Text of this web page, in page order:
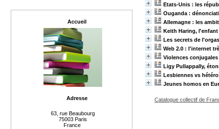
Etats-Unis : les
Ouganda :
Allemagne : les
Keith Haring,
Les secrets de
Web 2.0 : l'internet
Violences
Ligy Pullappally,
Lesbiennes vs
Jeunes homos en
Catalogue collectif de
Accueil
Adresse
63, rue Beaubourg
75003 Paris
France